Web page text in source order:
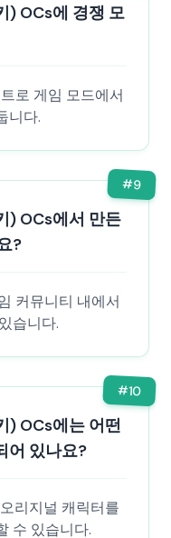
) OCs에 경쟁 모
로 게임 모드에서
니다.
#9
) OCs에서 만든
?
커뮤니티 내에서
습니다.
#10
) OCs에는 어떤
어 있나요?
리지널 캐릭터를
수 있습니다.